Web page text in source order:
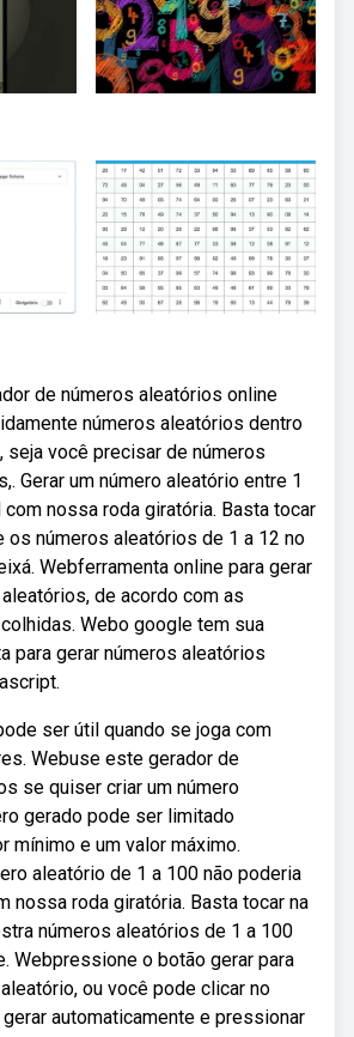
de números aleatórios online
números aleatórios dentro
seja você precisar de números
Gerar um número aleatório entre 1
nossa roda giratória. Basta tocar
os números aleatórios de 1 a 12 no
Webferramenta online para gerar
de acordo com as
Webo google tem sua
para gerar números aleatórios
ser útil quando se joga com
Webuse este gerador de
se quiser criar um número
gerado pode ser limitado
mínimo e um valor máximo.
aleatório de 1 a 100 não poderia
nossa roda giratória. Basta tocar na
números aleatórios de 1 a 100
Webpressione o botão gerar para
ou você pode clicar no
automaticamente e pressionar